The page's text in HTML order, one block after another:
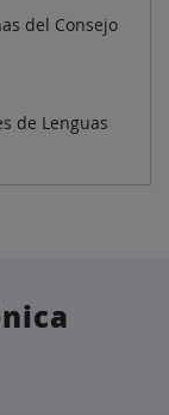
del Consejo
de Lenguas